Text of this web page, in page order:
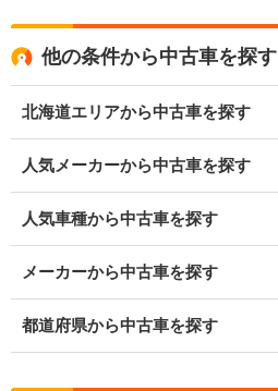
他の条件から中古車を探す
北海道エリアから中古車を探す
人気メーカーから中古車を探す
人気車種から中古車を探す
メーカーから中古車を探す
都道府県から中古車を探す